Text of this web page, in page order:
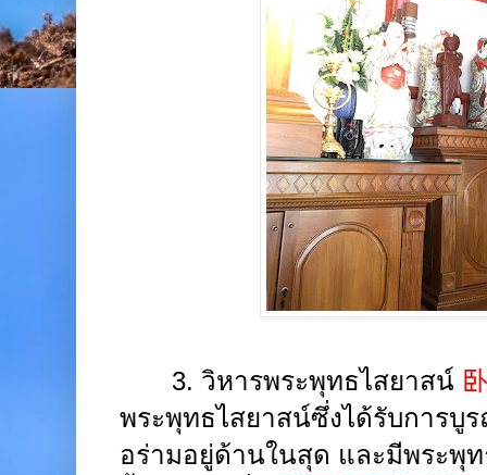
3. วิหารพระพุทธไสยาสน์
พระพุทธไสยาสน์ซึ่งได้รับการบู
อร่ามอยู่ด้านในสุด และมีพระพุ